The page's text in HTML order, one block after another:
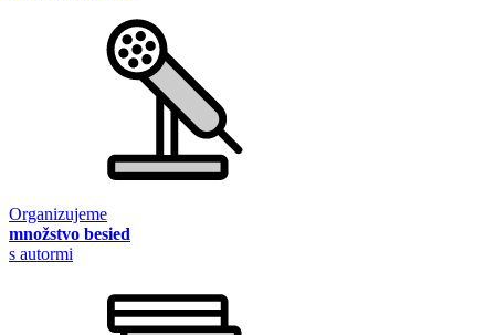
Organizujeme
množstvo besied
s autormi